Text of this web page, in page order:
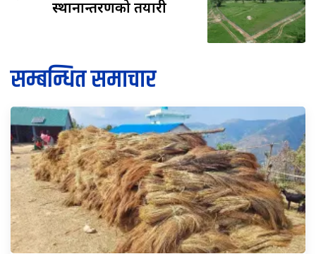
स्थानान्तरणको तयारी
सम्बन्धित समाचार